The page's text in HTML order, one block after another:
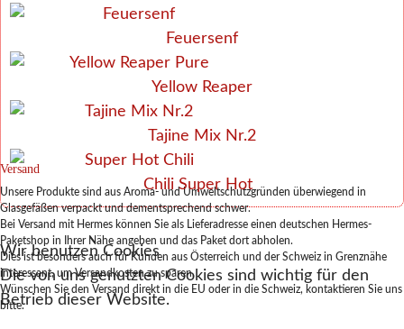
Feuersenf
Yellow Reaper
Tajine Mix Nr.2
Chili Super Hot
Versand
Unsere Produkte sind aus Aroma- und Umweltschutzgründen überwiegend in
Glasgefäßen verpackt und dementsprechend schwer.
Bei Versand mit Hermes können Sie als Lieferadresse einen deutschen Hermes-
Paketshop in Ihrer Nähe angeben und das Paket dort abholen.
Dies ist besonders auch für Kunden aus Österreich und der Schweiz in Grenznähe
interessant, um Versandkosten zu sparen.
Wünschen Sie den Versand direkt in die EU oder in die Schweiz, kontaktieren Sie uns
bitte.
Wir benutzen Cookies
Die von uns genutzten Cookies sind wichtig für den
Betrieb dieser Website.